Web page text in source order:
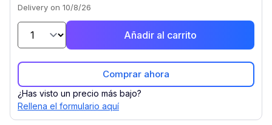
Delivery on 10/8/26
Añadir al carrito
Comprar ahora
¿Has visto un precio más bajo?
Rellena el formulario aquí